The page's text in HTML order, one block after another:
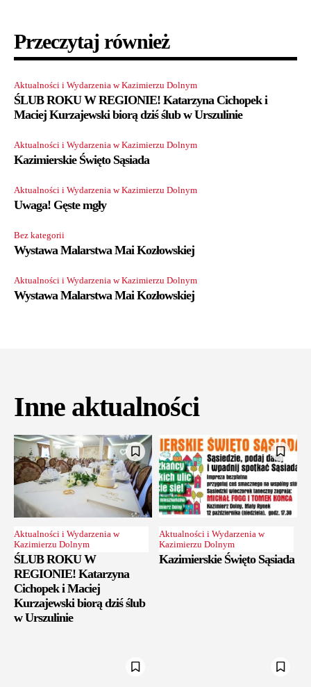
Przeczytaj również
Aktualności i Wydarzenia w Kazimierzu Dolnym
ŚLUB ROKU W REGIONIE! Katarzyna Cichopek i
Maciej Kurzajewski biorą dziś ślub w Urszulinie
Aktualności i Wydarzenia w Kazimierzu Dolnym
Kazimierskie Święto Sąsiada
Aktualności i Wydarzenia w Kazimierzu Dolnym
Uwaga! Gęste mgły
Bez kategorii
Wystawa Malarstwa Mai Kozłowskiej
Aktualności i Wydarzenia w Kazimierzu Dolnym
Wystawa Malarstwa Mai Kozłowskiej
Inne aktualności
Aktualności i Wydarzenia w
Kazimierzu Dolnym
ŚLUB ROKU W
REGIONIE! Katarzyna
Cichopek i Maciej
Kurzajewski biorą dziś ślub
w Urszulinie
Aktualności i Wydarzenia w
Kazimierzu Dolnym
Kazimierskie Święto Sąsiada